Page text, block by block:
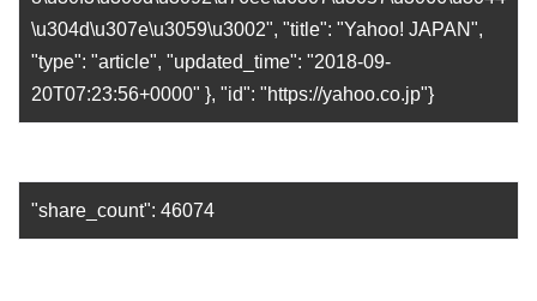
\u304d\u307e\u3059\u3002", "title": "Yahoo! JAPAN",
"type": "article", "updated_time": "2018-09-
20T07:23:56+0000" }, "id": "https://yahoo.co.jp"}
"share_count": 46074